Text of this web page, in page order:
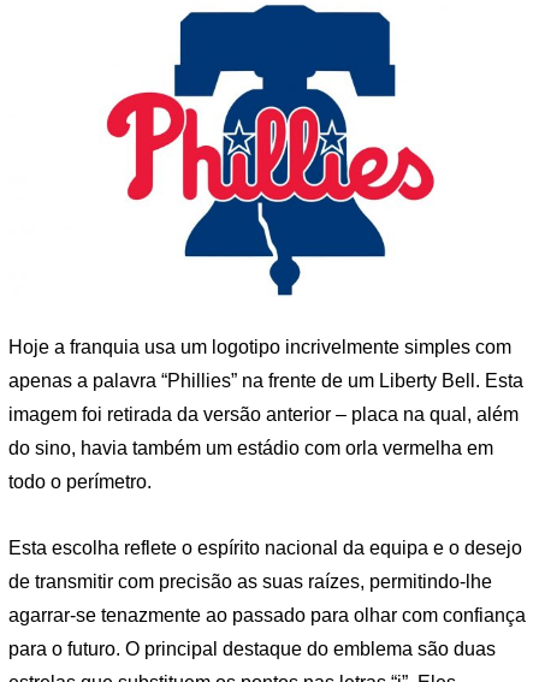
Hoje a franquia usa um logotipo incrivelmente simples com
apenas a palavra “Phillies” na frente de um Liberty Bell. Esta
imagem foi retirada da versão anterior – placa na qual, além
do sino, havia também um estádio com orla vermelha em
todo o perímetro.
Esta escolha reflete o espírito nacional da equipa e o desejo
de transmitir com precisão as suas raízes, permitindo-lhe
agarrar-se tenazmente ao passado para olhar com confiança
para o futuro. O principal destaque do emblema são duas